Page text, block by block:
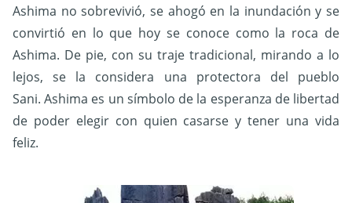
Ashima no sobrevivió, se ahogó en la inundación y se
convirtió en lo que hoy se conoce como la roca de
Ashima. De pie, con su traje tradicional, mirando a lo
lejos, se la considera una protectora del pueblo
Sani.Ashima es un símbolo de la esperanza de libertad
de poder elegir con quien casarse y tener una vida
feliz.